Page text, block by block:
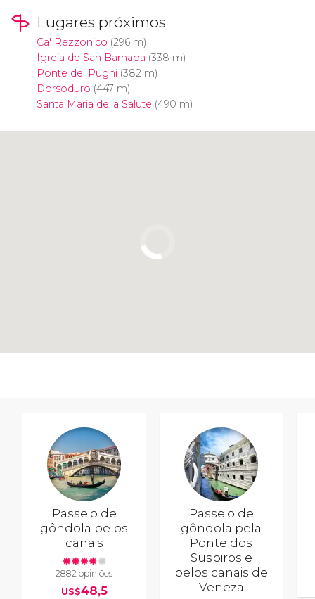
Lugares próximos
Ca' Rezzonico (296 m)
Igreja de San Barnaba (338 m)
Ponte dei Pugni(382 m)
Dorsoduro (447 m)
Santa Maria della Salute (490 m)
Passeio de
gôndola pelos
canais
2882 opiniões
US$48,5
Passeio de
gôndola pela
Ponte dos
Suspiros e
pelos canais de
Veneza